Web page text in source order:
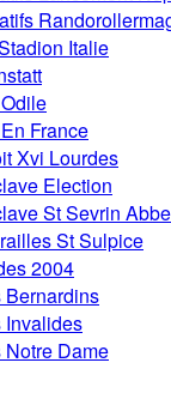
Italie
France
Xvi Lourdes
Election
St Sevrin
St Sulpice
2004
Bernardins
Invalides
Dame